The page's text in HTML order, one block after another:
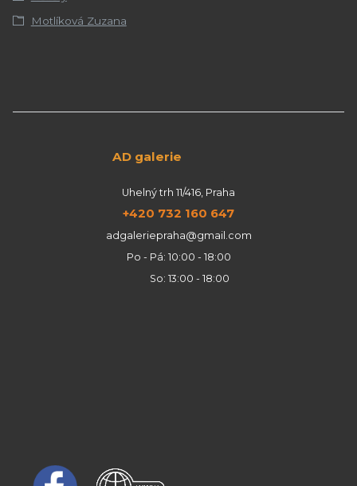
Motlíková Zuzana
AD galerie
Uhelný trh 11/416, Praha
+420 732 160 647
adgaleriepraha@gmail.com
Po - Pá: 10:00 - 18:00
So: 13:00 - 18:00